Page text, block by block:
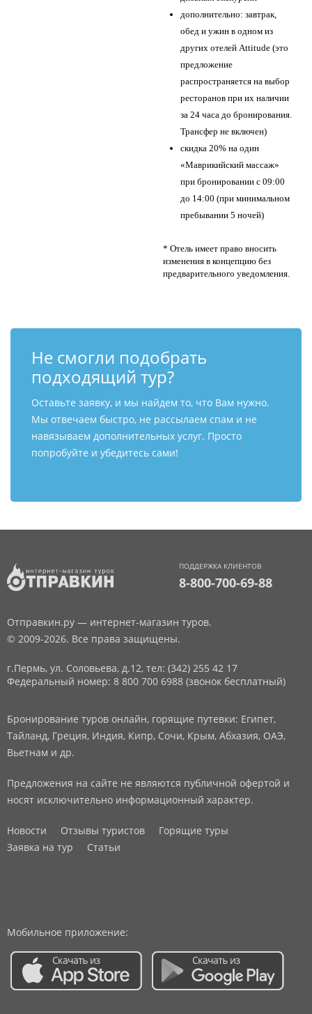
дополнительно: завтрак,
обед и ужин в одном из
других отелей Attitude (это
предложение
распространяется на выбор
ресторанов при их наличии
за 24 часа до бронирования.
Трансфер не включен)
​скидка 20% на один
«Маврикийский массаж»
при бронировании с 09:00
до 14:00 (при минимальном
пребывании 5 ночей)
* Отель имеет право вносить
изменения в концепцию без
предварительного уведомления.
Не смогли подобрать
подходящий тур?
Оставьте заявку, и мы найдем то, что Вам нужно.
Мы отвечаем быстро, не рассылаем спам и не
навязываем дополнительных услуг. Просто
попробуйте и убедитесь сами!
ПОДДЕРЖКА КЛИЕНТОВ
8-800-700-69-88
Отправкин.ру — интернет-магазин туров.
© 2009-2026. Все права защищены.
г.Пермь, ул. Соловьева, д.12, тел: (342) 255 42 17
Федеральный номер: 8 800 700 6988 (звонок бесплатный)
Бронирование туров онлайн, горящие путевки: Египет,
Тайланд, Греция, Индия, Кипр, Сочи, Крым, Абхазия, ОАЭ,
Вьетнам и др.
Предложения на сайте не являются публичной офертой и
носят исключительно информационный характер.
Новости Отзывы туристов
Горящие туры
Заявка на тур
Статьи
Мобильное приложение: